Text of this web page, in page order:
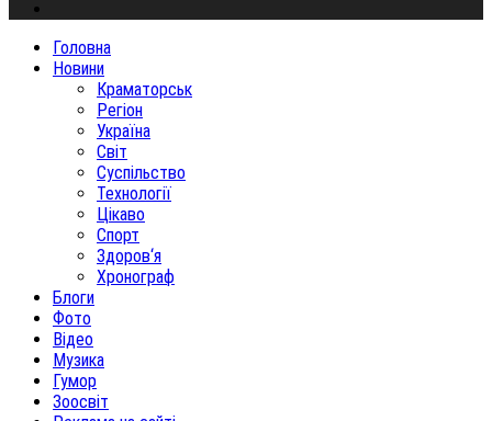
Головна
Новини
Краматорськ
Регіон
Україна
Світ
Суспільство
Технології
Цікаво
Спорт
Здоров‘я
Хронограф
Блоги
Фото
Відео
Музика
Гумор
Зоосвіт